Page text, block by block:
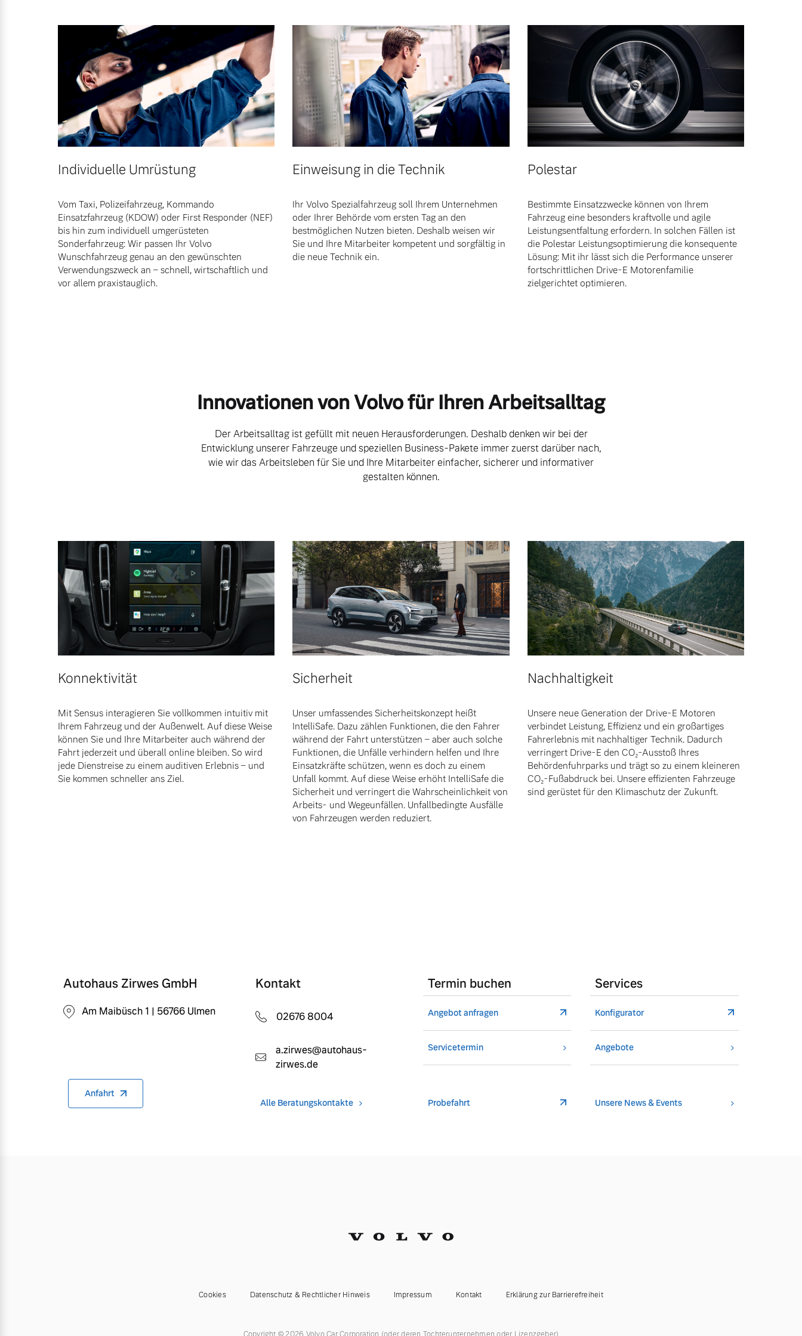
Fahrzeug konfigurieren
Sofort verfügbare Fahrzeuge
Volvo Selekt Gebrauchtwagen
Die Neuwagenalternative
Editionsmodelle
Jetzt kennenlernen
Volvo kauft Ihr Auto
Aktuelle Zubehörangebote
Zubehörkatalog
Sie erhalten bei uns eine Vielzahl von Original Volvo Winter- und Sommer Kompletträder.
Bitte sprechen Sie uns direkt an.
Mehr erfahren
Individuelle Umrüstung
Vom Taxi, Polizeifahrzeug, Kommando
Einsatzfahrzeug (KDOW) oder First Responder (NEF)
bis hin zum individuell umgerüsteten
Sonderfahrzeug: Wir passen Ihr Volvo
Wunschfahrzeug genau an den gewünschten
Verwendungszweck an – schnell, wirtschaftlich und
vor allem praxistauglich.
Einweisung in die Technik
Ihr Volvo Spezialfahrzeug soll Ihrem Unternehmen
oder Ihrer Behörde vom ersten Tag an den
bestmöglichen Nutzen bieten. Deshalb weisen wir
Sie und Ihre Mitarbeiter kompetent und sorgfältig in
die neue Technik ein.
Polestar
Bestimmte Einsatzzwecke können von Ihrem
Fahrzeug eine besonders kraftvolle und agile
Leistungsentfaltung erfordern. In solchen Fällen ist
die Polestar Leistungsoptimierung die konsequente
Lösung: Mit ihr lässt sich die Performance unserer
fortschrittlichen Drive-E Motorenfamilie
zielgerichtet optimieren.
Innovationen von Volvo für Ihren Arbeitsalltag
Der Arbeitsalltag ist gefüllt mit neuen Herausforderungen. Deshalb denken wir bei der
Entwicklung unserer Fahrzeuge und speziellen Business-Pakete immer zuerst darüber nach,
wie wir das Arbeitsleben für Sie und Ihre Mitarbeiter einfacher, sicherer und informativer
gestalten können.
Konnektivität
Mit Sensus interagieren Sie vollkommen intuitiv mit
Ihrem Fahrzeug und der Außenwelt. Auf diese Weise
können Sie und Ihre Mitarbeiter auch während der
Fahrt jederzeit und überall online bleiben. So wird
jede Dienstreise zu einem auditiven Erlebnis – und
Sie kommen schneller ans Ziel.
Sicherheit
Unser umfassendes Sicherheitskonzept heißt
IntelliSafe. Dazu zählen Funktionen, die den Fahrer
während der Fahrt unterstützen – aber auch solche
Funktionen, die Unfälle verhindern helfen und Ihre
Einsatzkräfte schützen, wenn es doch zu einem
Unfall kommt. Auf diese Weise erhöht IntelliSafe die
Sicherheit und verringert die Wahrscheinlichkeit von
Arbeits- und Wegeunfällen. Unfallbedingte Ausfälle
von Fahrzeugen werden reduziert.
Nachhaltigkeit
Unsere neue Generation der Drive-E Motoren
verbindet Leistung, Effizienz und ein großartiges
Fahrerlebnis mit nachhaltiger Technik. Dadurch
verringert Drive-E den CO₂-Ausstoß Ihres
Behördenfuhrparks und trägt so zu einem kleineren
CO₂-Fußabdruck bei. Unsere effizienten Fahrzeuge
sind gerüstet für den Klimaschutz der Zukunft.
Autohaus Zirwes GmbH
Am Maibüsch 1 | 56766 Ulmen
Anfahrt
Kontakt
02676 8004
a.zirwes@autohaus-
zirwes.de
Alle Beratungskontakte
Termin buchen
Angebot anfragen
Servicetermin
Probefahrt
Services
Konfigurator
Angebote
Unsere News & Events
Cookies Datenschutz & Rechtlicher Hinweis Impressum Kontakt Erklärung zur Barrierefreiheit
Copyright © 2026 Volvo Car Corporation (oder deren Tochterunternehmen oder Lizenzgeber)